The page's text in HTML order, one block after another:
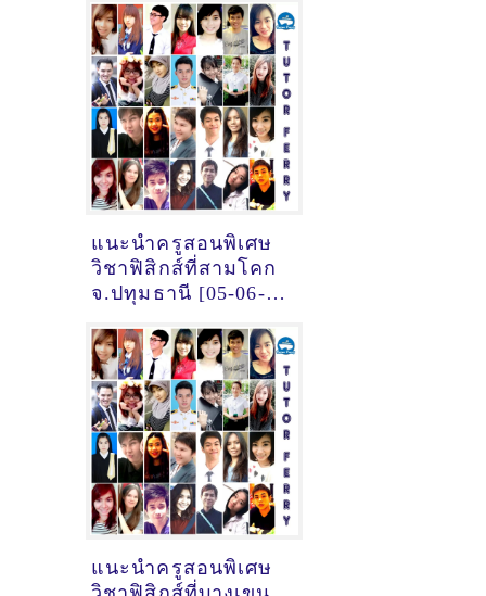
แนะนำครูสอนพิเศษ
วิชาฟิสิกส์ที่สามโคก
จ.ปทุมธานี [05-06-
แนะนำครูสอนพิเศษ